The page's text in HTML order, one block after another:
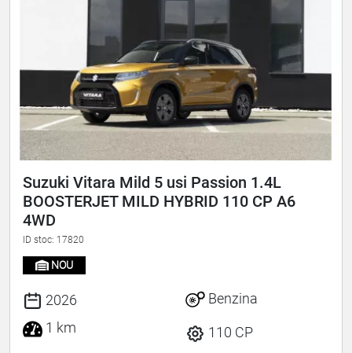
Suzuki Vitara Mild 5 usi Passion 1.4L
BOOSTERJET MILD HYBRID 110 CP A6
4WD
ID stoc: 17820
NOU
2026
1 km
Benzina
110 CP